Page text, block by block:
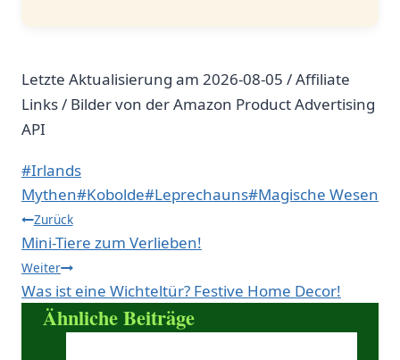
Letzte Aktualisierung am 2026-08-05 / Affiliate
Links / Bilder von der Amazon Product Advertising
API
Schlagworte:
#Irlands
Mythen#Kobolde#Leprechauns#Magische Wesen
Beitragsnavigation
Zurück
Mini-Tiere zum Verlieben!
Weiter
Was ist eine Wichteltür? Festive Home Decor!
Ähnliche Beiträge